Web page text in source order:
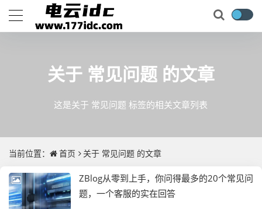
关于 常见问题 的文章
这是关于 常见问题 标签的相关文章列表
当前位置： 首页 关于 常见问题 的文章
ZBlog从零到上手，你问得最多的20个常见问
题，一个客服的实在回答